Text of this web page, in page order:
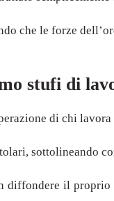
che le forze
stufi di
di chi
sottolineando
il proprio